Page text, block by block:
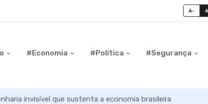
A- A
#Economia #Política #Segurança
invisível que sustenta a economia brasileira